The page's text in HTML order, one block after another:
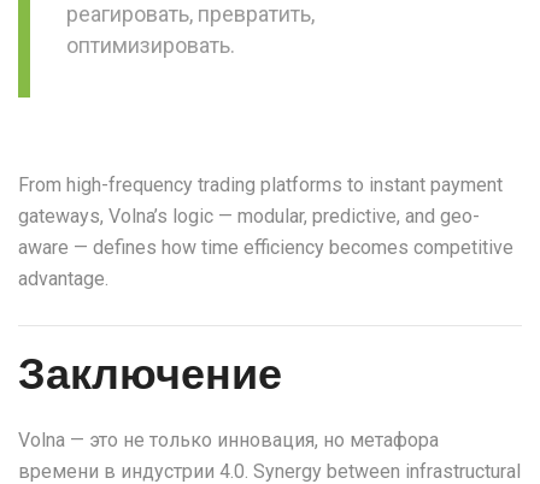
реагировать, превратить,
оптимизировать.
From high-frequency trading platforms to instant payment
gateways, Volna’s logic — modular, predictive, and geo-
aware — defines how time efficiency becomes competitive
advantage.
Заключение
Volna — это не только инновация, но метафора
времени в индустрии 4.0. Synergy between infrastructural